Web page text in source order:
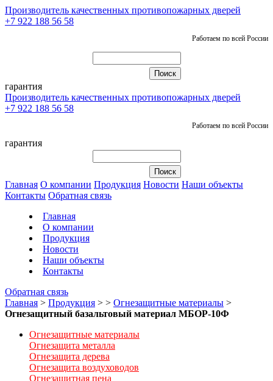
Производитель качественных противопожарных дверей
+7 922 188 56 58
Работаем по всей России
гарантия
Производитель качественных противопожарных дверей
+7 922 188 56 58
Работаем по всей России
гарантия
Главная О компании Продукция Новости Наши объекты
Контакты Обратная связь
Главная
О компании
Продукция
Новости
Наши объекты
Контакты
Обратная связь
Главная > Продукция > > Огнезащитные материалы >
Огнезащитный базальтовый материал МБОР-10Ф
Огнезащитные материалы
Огнезащита металла
Огнезащита дерева
Огнезащита воздуховодов
Огнезащитная пена